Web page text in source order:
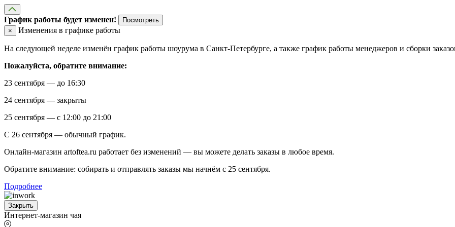
График работы будет изменен!
Посмотреть
×
Изменения в графике работы
На следующей неделе изменён график работы шоурума в Санкт-Петербурге, а также график работы менеджеров и сборки
Пожалуйста, обратите внимание:
23 сентября — до 16:30
24 сентября — закрыты
25 сентября — с 12:00 до 21:00
С 26 сентября — обычный график.
Онлайн-магазин artoftea.ru работает без изменений — вы можете делать заказы в любое время.
Обратите внимание: собирать и отправлять заказы мы начнём с 25 сентября.
Подробнее
Закрыть
Интернет-магазин чая